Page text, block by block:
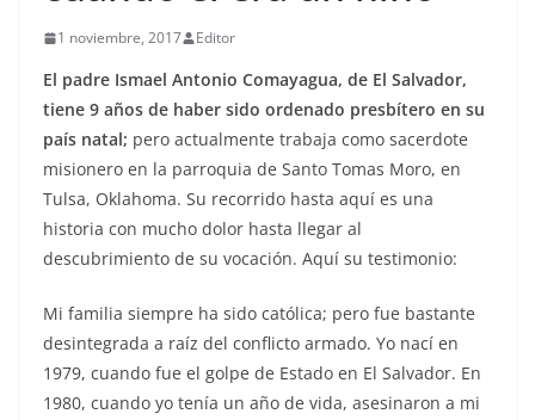
1 noviembre, 2017 Editor
El padre Ismael Antonio Comayagua, de El Salvador,
tiene 9 años de haber sido ordenado presbítero en su
país natal; pero actualmente trabaja como sacerdote
misionero en la parroquia de Santo Tomas Moro, en
Tulsa, Oklahoma. Su recorrido hasta aquí es una
historia con mucho dolor hasta llegar al
descubrimiento de su vocación. Aquí su testimonio:
Mi familia siempre ha sido católica; pero fue bastante
desintegrada a raíz del conflicto armado. Yo nací en
1979, cuando fue el golpe de Estado en El Salvador. En
1980, cuando yo tenía un año de vida, asesinaron a mi